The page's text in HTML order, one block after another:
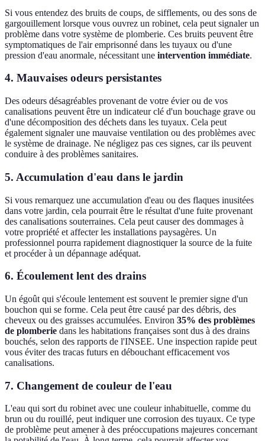
Si vous entendez des bruits de coups, de sifflements, ou des sons de
gargouillement lorsque vous ouvrez un robinet, cela peut signaler un
problème dans votre système de plomberie. Ces bruits peuvent être
symptomatiques de l'air emprisonné dans les tuyaux ou d'une
pression d'eau anormale, nécessitant une intervention immédiate.
4. Mauvaises odeurs persistantes
Des odeurs désagréables provenant de votre évier ou de vos
canalisations peuvent être un indicateur clé d'un bouchage grave ou
d'une décomposition des déchets dans les tuyaux. Cela peut
également signaler une mauvaise ventilation ou des problèmes avec
le système de drainage. Ne négligez pas ces signes, car ils peuvent
conduire à des problèmes sanitaires.
5. Accumulation d'eau dans le jardin
Si vous remarquez une accumulation d'eau ou des flaques inusitées
dans votre jardin, cela pourrait être le résultat d'une fuite provenant
des canalisations souterraines. Cela peut causer des dommages à
votre propriété et affecter les installations paysagères. Un
professionnel pourra rapidement diagnostiquer la source de la fuite
et procéder à un dépannage adéquat.
6. Écoulement lent des drains
Un égoût qui s'écoule lentement est souvent le premier signe d'un
bouchon qui se forme. Cela peut être causé par des débris, des
cheveux ou des graisses accumulées. Environ 35% des problèmes
de plomberie dans les habitations françaises sont dus à des drains
bouchés, selon des rapports de l'INSEE. Une inspection rapide peut
vous éviter des tracas futurs en débouchant efficacement vos
canalisations.
7. Changement de couleur de l'eau
L'eau qui sort du robinet avec une couleur inhabituelle, comme du
brun ou du rouillé, peut indiquer une corrosion des tuyaux. Ce type
de problème peut amener à des préoccupations majeures concernant